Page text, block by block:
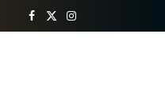
Facebook
X
Instagram